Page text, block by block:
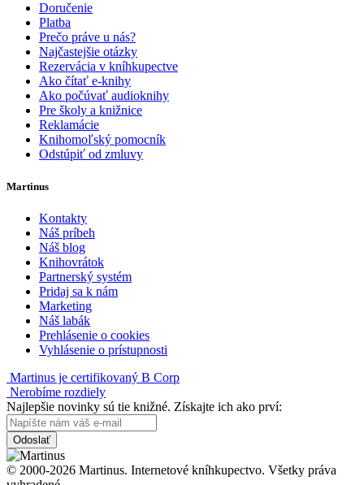
Doručenie
Platba
Prečo práve u nás?
Najčastejšie otázky
Rezervácia v kníhkupectve
Ako čítať e-knihy
Ako počúvať audioknihy
Pre školy a knižnice
Reklamácie
Knihomoľský pomocník
Odstúpiť od zmluvy
Martinus
Kontakty
Náš príbeh
Náš blog
Knihovrátok
Partnerský systém
Pridaj sa k nám
Marketing
Náš labák
Prehlásenie o cookies
Vyhlásenie o prístupnosti
Martinus je certifikovaný B Corp
Nerobíme rozdiely
Najlepšie novinky sú tie knižné. Získajte ich ako prví:
Odoslať
© 2000-2026 Martinus. Internetové kníhkupectvo. Všetky práva